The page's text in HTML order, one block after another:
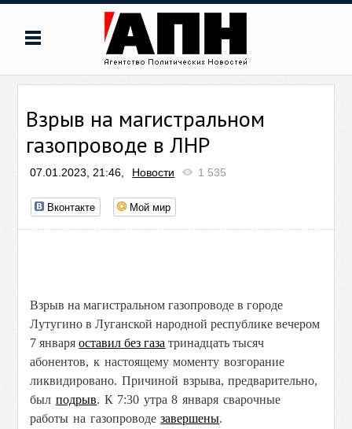
Взрыв на магистральном
газопроводе в ЛНР
07.01.2023, 21:46, Новости 1 535
Вконтакте Мой мир
Взрыв на магистральном газопроводе в городе
Лутугино в Луганской народной республике вечером
7 январяоставил без газа тринадцать тысяч
абонентов, к настоящему моменту возгорание
ликвидировано. Причиной взрыва, предварительно,
былподрыв. К 7:30 утра 8 января сварочные
работы на газопроводезавершены.